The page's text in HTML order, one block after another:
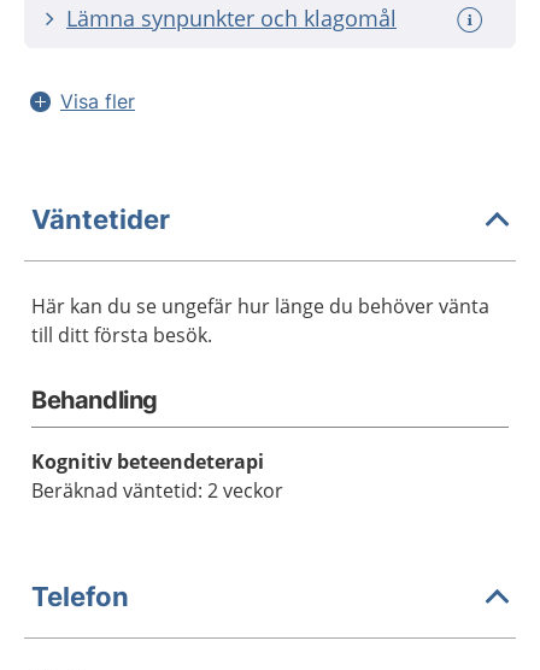
Lämna synpunkter och klagomål
Visa fler
Väntetider
Här kan du se ungefär hur länge du behöver vänta
till ditt första besök.
Behandling
Kognitiv beteendeterapi
Beräknad väntetid: 2 veckor
Telefon